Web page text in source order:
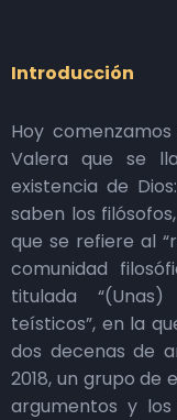
Introducción
Hoy
Valera que se
existencia de
saben los
que se refiere al
comunidad
titulada
teísticos”, en la
dos decenas de
2018, un grupo de
argumentos y